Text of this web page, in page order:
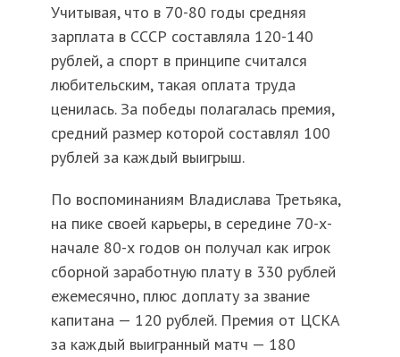
Учитывая, что в 70-80 годы средняя
зарплата в СССР составляла 120-140
рублей, а спорт в принципе считался
любительским, такая оплата труда
ценилась. За победы полагалась премия,
средний размер которой составлял 100
рублей за каждый выигрыш.
По воспоминаниям Владислава Третьяка,
на пике своей карьеры, в середине 70-х-
начале 80-х годов он получал как игрок
сборной заработную плату в 330 рублей
ежемесячно, плюс доплату за звание
капитана — 120 рублей. Премия от ЦСКА
за каждый выигранный матч — 180